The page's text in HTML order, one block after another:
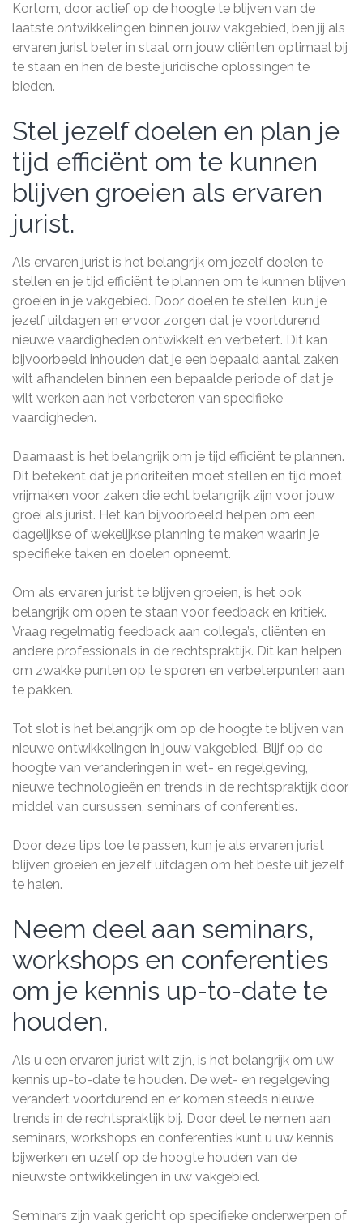
Kortom, door actief op de hoogte te blijven van de
laatste ontwikkelingen binnen jouw vakgebied, ben jij als
ervaren jurist beter in staat om jouw cliënten optimaal bij
te staan en hen de beste juridische oplossingen te
bieden.
Stel jezelf doelen en plan je
tijd efficiënt om te kunnen
blijven groeien als ervaren
jurist.
Als ervaren jurist is het belangrijk om jezelf doelen te
stellen en je tijd efficiënt te plannen om te kunnen blijven
groeien in je vakgebied. Door doelen te stellen, kun je
jezelf uitdagen en ervoor zorgen dat je voortdurend
nieuwe vaardigheden ontwikkelt en verbetert. Dit kan
bijvoorbeeld inhouden dat je een bepaald aantal zaken
wilt afhandelen binnen een bepaalde periode of dat je
wilt werken aan het verbeteren van specifieke
vaardigheden.
Daarnaast is het belangrijk om je tijd efficiënt te plannen.
Dit betekent dat je prioriteiten moet stellen en tijd moet
vrijmaken voor zaken die echt belangrijk zijn voor jouw
groei als jurist. Het kan bijvoorbeeld helpen om een
dagelijkse of wekelijkse planning te maken waarin je
specifieke taken en doelen opneemt.
Om als ervaren jurist te blijven groeien, is het ook
belangrijk om open te staan voor feedback en kritiek.
Vraag regelmatig feedback aan collega’s, cliënten en
andere professionals in de rechtspraktijk. Dit kan helpen
om zwakke punten op te sporen en verbeterpunten aan
te pakken.
Tot slot is het belangrijk om op de hoogte te blijven van
nieuwe ontwikkelingen in jouw vakgebied. Blijf op de
hoogte van veranderingen in wet- en regelgeving,
nieuwe technologieën en trends in de rechtspraktijk door
middel van cursussen, seminars of conferenties.
Door deze tips toe te passen, kun je als ervaren jurist
blijven groeien en jezelf uitdagen om het beste uit jezelf
te halen.
Neem deel aan seminars,
workshops en conferenties
om je kennis up-to-date te
houden.
Als u een ervaren jurist wilt zijn, is het belangrijk om uw
kennis up-to-date te houden. De wet- en regelgeving
verandert voortdurend en er komen steeds nieuwe
trends in de rechtspraktijk bij. Door deel te nemen aan
seminars, workshops en conferenties kunt u uw kennis
bijwerken en uzelf op de hoogte houden van de
nieuwste ontwikkelingen in uw vakgebied.
Seminars zijn vaak gericht op specifieke onderwerpen of